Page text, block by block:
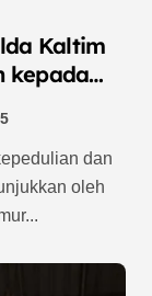
Kaltim
kepada
oleh